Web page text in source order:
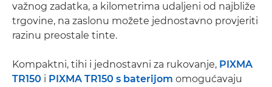
važnog zadatka, a kilometrima udaljeni od najbliže
trgovine, na zaslonu možete jednostavno provjeriti
razinu preostale tinte.
Kompaktni, tihi i jednostavni za rukovanje, PIXMA
TR150 i PIXMA TR150 s baterijom omogućavaju